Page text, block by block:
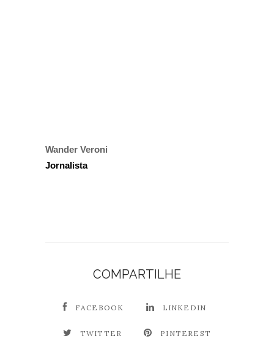
Wander Veroni
Jornalista
COMPARTILHE
FACEBOOK LINKEDIN
TWITTER PINTEREST